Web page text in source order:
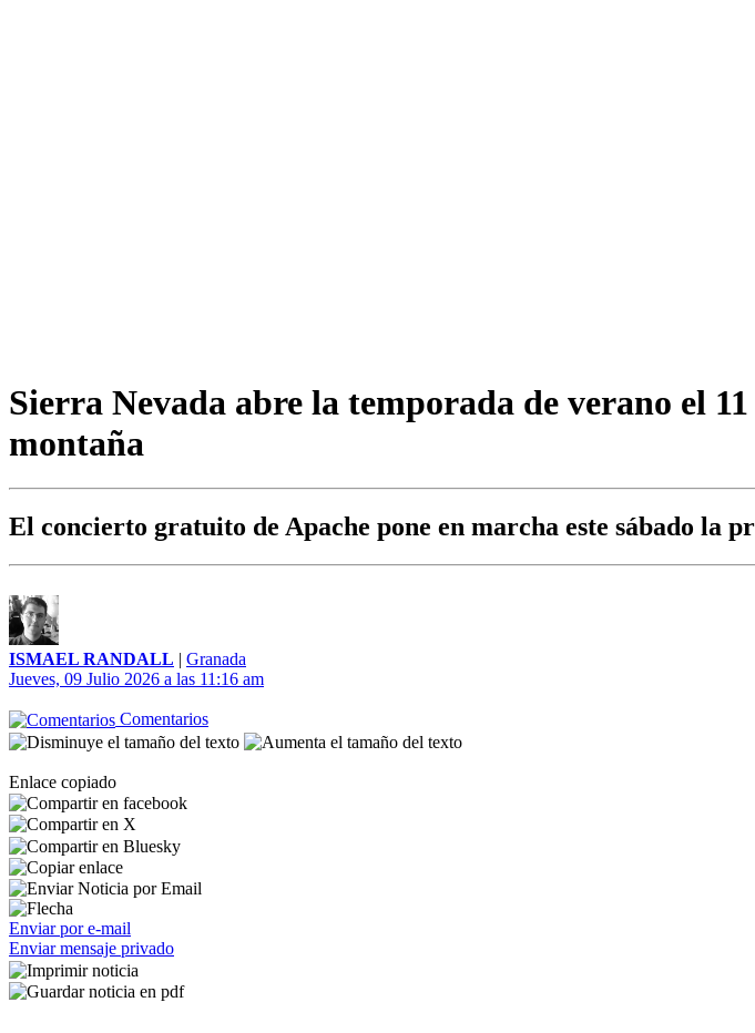
Sierra Nevada abre la temporada de verano el
montaña
El concierto gratuito de Apache pone en marcha este sábado la
ISMAEL RANDALL | Granada
Jueves, 09 Julio 2026 a las 11:16 am
Comentarios
Enlace copiado
Enviar por e-mail
Enviar mensaje privado